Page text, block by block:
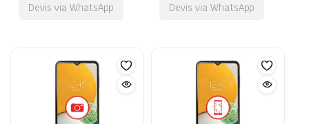
Devis via WhatsApp Devis via WhatsApp